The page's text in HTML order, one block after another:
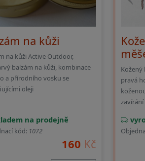
na kůži
na kůži Active Outdoor,
balzám na kůži, kombinace
a přírodního vosku se
oleji
na prodejně
kód: 1072
160 Kč
Kožený
pravá